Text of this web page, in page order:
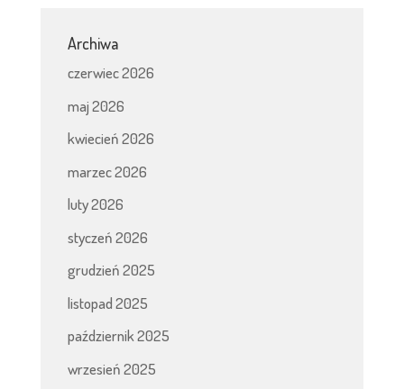
Archiwa
czerwiec 2026
maj 2026
kwiecień 2026
marzec 2026
luty 2026
styczeń 2026
grudzień 2025
listopad 2025
październik 2025
wrzesień 2025